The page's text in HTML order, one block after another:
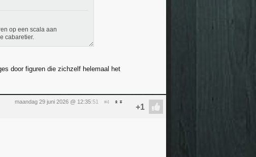
op een scala aan
cabaretier.
door figuren die zichzelf helemaal het
maandag 29 juni 2026 @ 12:35:51 #4